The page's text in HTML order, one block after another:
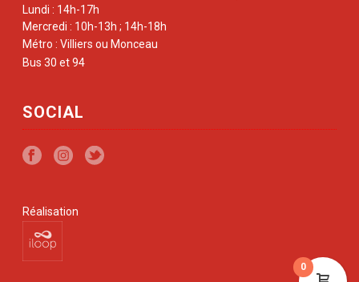
Lundi : 14h-17h
Mercredi : 10h-13h ; 14h-18h
Métro : Villiers ou Monceau
Bus 30 et 94
SOCIAL
Réalisation
0